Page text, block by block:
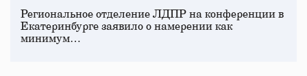
Региональное отделение ЛДПР на конференции в
Екатеринбурге заявило о намерении как
минимум…